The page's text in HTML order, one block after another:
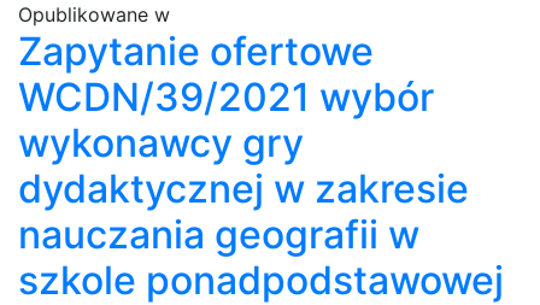
Opublikowane w
Zapytanie ofertowe
WCDN/39/2021 wybór
wykonawcy gry
dydaktycznej w zakresie
nauczania geografii w
szkole ponadpodstawowej